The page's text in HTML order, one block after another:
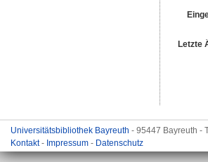
Letzte
Universitätsbibliothek Bayreuth - 95447 Bayreuth -
Kontakt- Impressum - Datenschutz